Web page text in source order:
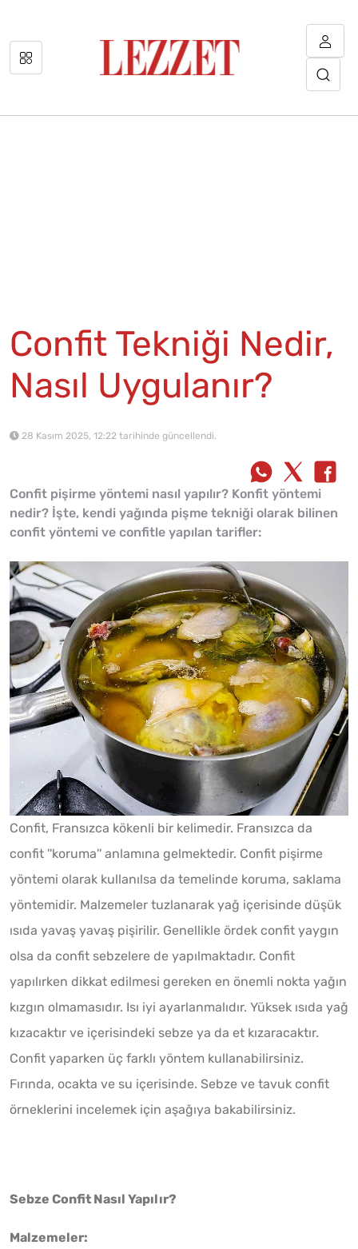
Confit Tekniği Nedir,
Nasıl Uygulanır?
28 Kasım 2025, 12:22 tarihinde güncellendi.
Confit pişirme yöntemi nasıl yapılır? Konfit yöntemi
nedir? İşte, kendi yağında pişme tekniği olarak bilinen
confit yöntemi ve confitle yapılan tarifler:
Confit, Fransızca kökenli bir kelimedir. Fransızca da
confit ''koruma'' anlamına gelmektedir. Confit pişirme
yöntemi olarak kullanılsa da temelinde koruma, saklama
yöntemidir. Malzemeler tuzlanarak yağ içerisinde düşük
ısıda yavaş yavaş pişirilir. Genellikle ördek confit yaygın
olsa da confit sebzelere de yapılmaktadır. Confit
yapılırken dikkat edilmesi gereken en önemli nokta yağın
kızgın olmamasıdır. Isı iyi ayarlanmalıdır. Yüksek ısıda yağ
kızacaktır ve içerisindeki sebze ya da et kızaracaktır.
Confit yaparken üç farklı yöntem kullanabilirsiniz.
Fırında, ocakta ve su içerisinde. Sebze ve tavuk confit
örneklerini incelemek için aşağıya bakabilirsiniz.
Sebze Confit Nasıl Yapılır?
Malzemeler: